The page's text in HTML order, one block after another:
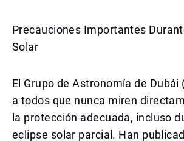
Precauciones Importantes
Solar
El Grupo de Astronomía de Dubái
a todos que nunca miren
la protección adecuada, incluso
eclipse solar parcial. Han